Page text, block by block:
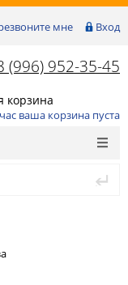
мне Вход
(996) 952-35-45
корзина
ваша корзина пуста